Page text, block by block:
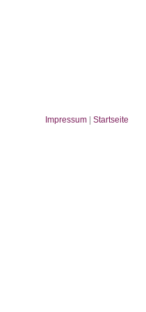
Impressum
Startseite